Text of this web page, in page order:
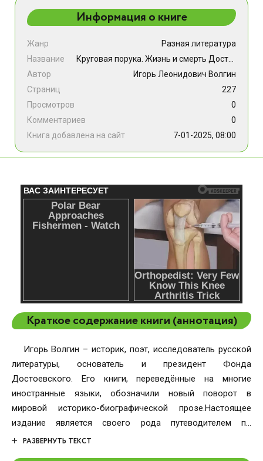
Информация о книге
Жанр
Разная литература
Название
Автор
Игорь Леонидович Волгин
Страниц
227
Просмотров
0
Комментариев
0
Книга добавлена на сайт
7-01-2025, 08:00
Краткое содержание книги (аннотация)
Игорь Волгин – историк, поэт, исследователь русской
литературы, основатель и президент Фонда
Достоевского. Его книги, переведённые на многие
иностранные языки, обозначили новый поворот в
мировой историко-биографической прозе.Настоящее
издание является своего рода путеводителем по
нескольким фундаментальным работам автора.
РАЗВЕРНУТЬ ТЕКСТ